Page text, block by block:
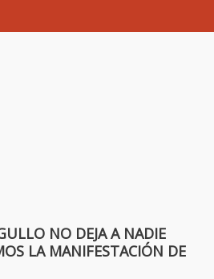
NO DEJA A NADIE
LA MANIFESTACIÓN DE